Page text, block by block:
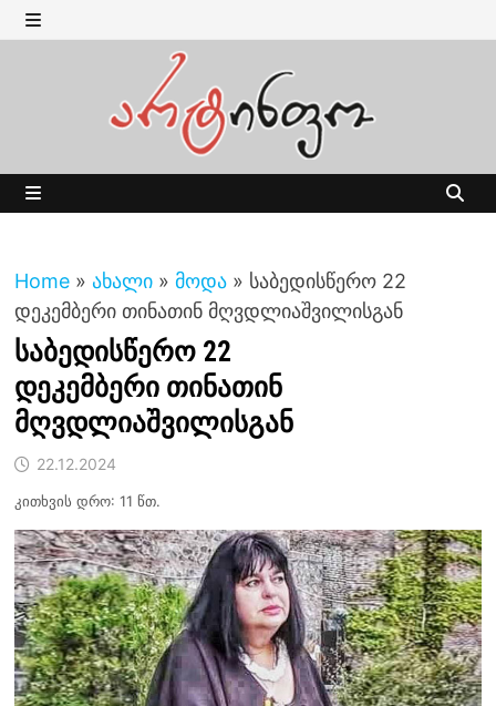
Skip
to MENU
Home » ახალი » მოდა » საბედისწერო 22
დეკემბერი თინათინ მღვდლიაშვილისგან
საბედისწერო 22
დეკემბერი თინათინ
მღვდლიაშვილისგან
22.12.2024
კითხვის დრო: 11 წთ.